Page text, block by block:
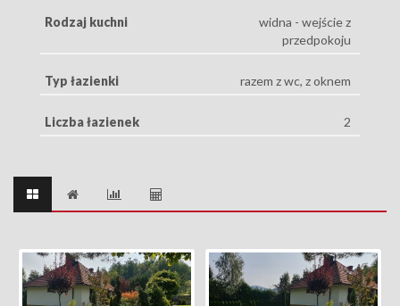
Rodzaj kuchni
widna - wejście z
przedpokoju
Typ łazienki razem z wc, z oknem
Liczba łazienek 2